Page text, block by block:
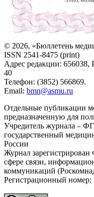
© 2026, «Бюллетень
ISSN 2541-8475 (print)
Адрес редакции: 656038,
40
Телефон: (3852) 566869.
Email: bmn@asmu.ru
Отдельные публикации
предназначенную для
Учредитель журнала –
государственный
России
Журнал
сфере связи,
коммуникаций
Регистрационный